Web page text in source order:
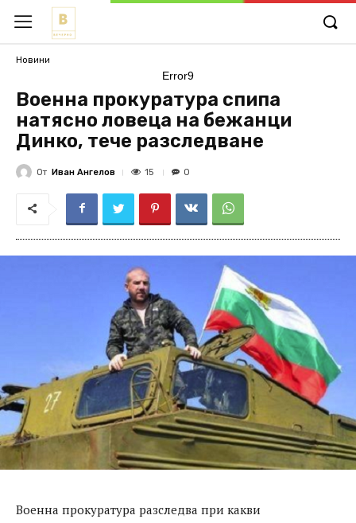
Новини
Error9
Военна прокуратура спипа
натясно ловеца на бежанци
Динко, тече разследване
От Иван Ангелов 15 0
Военна прокуратура разследва при какви